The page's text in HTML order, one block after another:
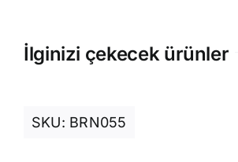
İlginizi çekecek ürünler
SKU: BRN055